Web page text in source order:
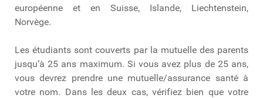
européenne et en Suisse, Islande, Liechtenstein,
Norvège.
Les étudiants sont couverts par la mutuelle des parents
jusqu’à 25 ans maximum. Si vous avez plus de 25 ans,
vous devrez prendre une mutuelle/assurance santé à
votre nom. Dans les deux cas, vérifiez bien que votre